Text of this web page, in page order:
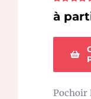
Note
sur
5
à
Pochoir